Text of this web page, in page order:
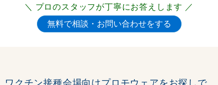
＼ プロのスタッフが丁寧にお答えします ／
ワクチン接種会場向けプロモウェアをお探しで